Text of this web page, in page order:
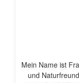
Mein Name ist
und